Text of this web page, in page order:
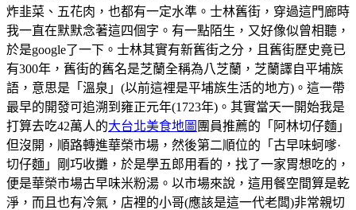
炸韭菜、五花肉，也都有一定水準。士林舊街，穿過這門廊時
我一直在默默念著這四個字。有一點陌生，又好像似曾相聽，
於是google了一下。士林其實有新舊街之分，且舊街歷史竟已
有300年，舊街的舊名是芝蘭全稱為八芝蘭，芝蘭譯自平埔族
語，意思是「溫泉」(以前這裡是平埔族生活的地方)。這一帶
最早的開發可追溯到雍正元年(1723年)。其實當天一開始我是
打算去吃42萬人的大台北美食地圖 團員推薦的「阿林切仔麵」
但沒開，順路轉進華榮市場，然後第二順位的「古早味蚵嗲·
切仔麵」剛巧收攤，於是學五郎用看的，找了一家胃想吃的，
便是華榮市場古早味米粉湯。以市場來說，這用餐空間算是乾
淨，而且也有冷氣，店裡的小哥(應該是這一代老闆)非常親切